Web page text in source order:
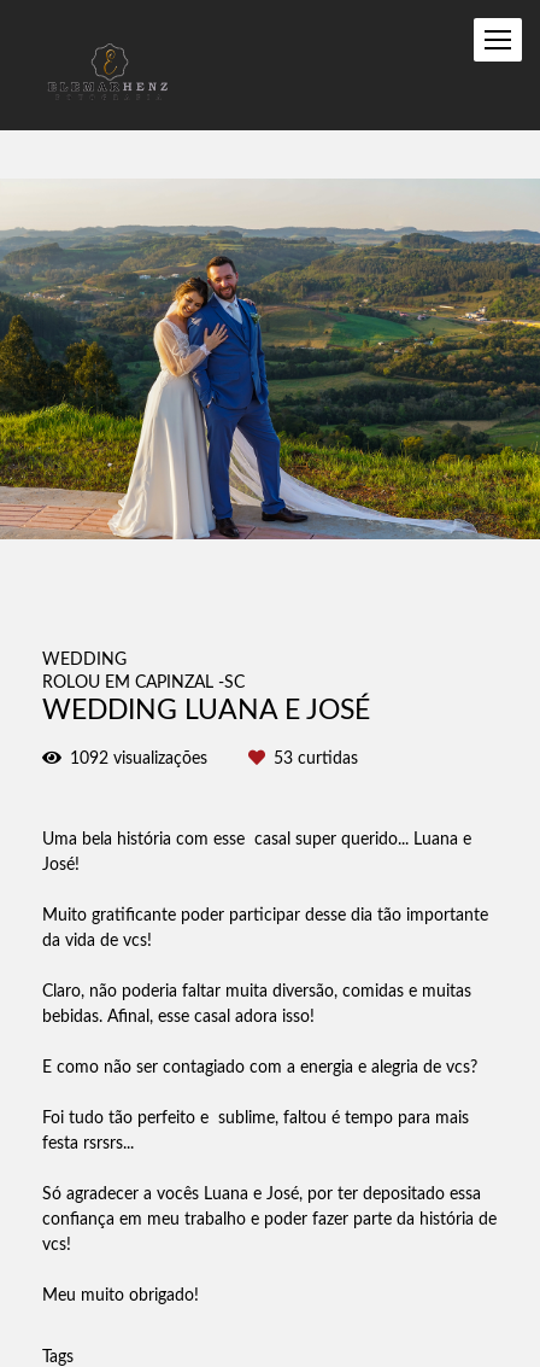
WEDDING
ROLOU EM CAPINZAL -SC
WEDDING LUANA E JOSÉ
1092 visualizações 53 curtidas
Uma bela história com esse casal super querido... Luana e
José!
Muito gratificante poder participar desse dia tão importante
da vida de vcs!
Claro, não poderia faltar muita diversão, comidas e muitas
bebidas. Afinal, esse casal adora isso!
E como não ser contagiado com a energia e alegria de vcs?
Foi tudo tão perfeito e sublime, faltou é tempo para mais
festa rsrsrs...
Só agradecer a vocês Luana e José, por ter depositado essa
confiança em meu trabalho e poder fazer parte da história de
vcs!
Meu muito obrigado!
Tags